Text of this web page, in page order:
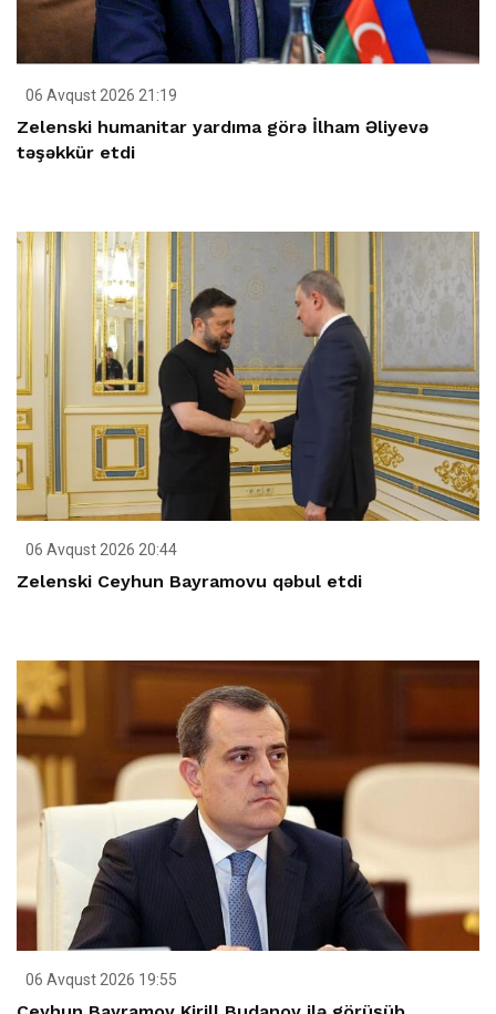
06 Avqust 2026 21:19
Zelenski humanitar yardıma görə İlham Əliyevə
təşəkkür etdi
06 Avqust 2026 20:44
Zelenski Ceyhun Bayramovu qəbul etdi
06 Avqust 2026 19:55